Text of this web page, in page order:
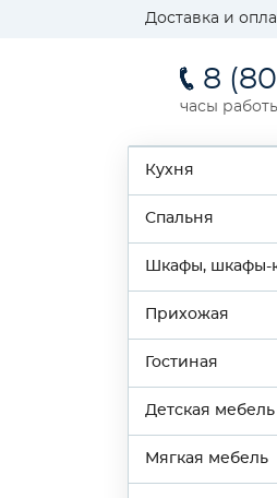
Доставка и
8
часы
Кухня
Спальня
Шкафы, шкафы-
Прихожая
Гостиная
Детская мебель
Мягкая мебель